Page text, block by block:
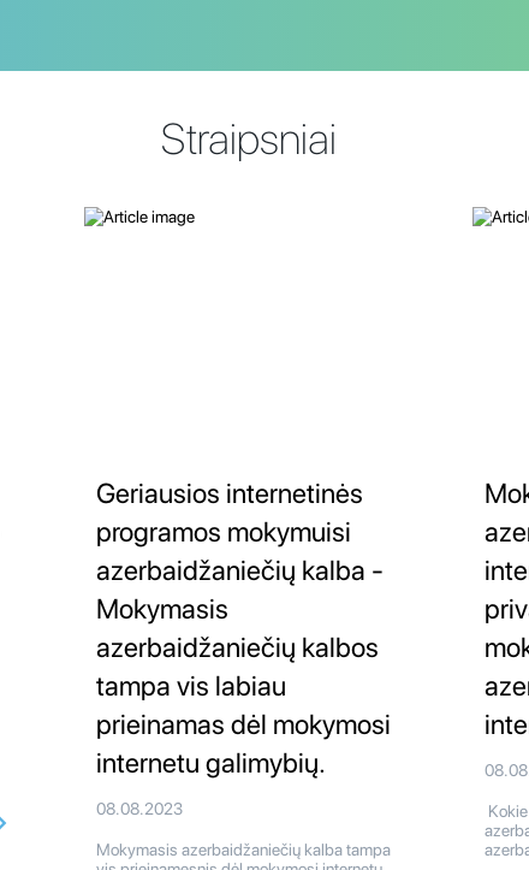
Straipsniai
Geriausios internetinės
programos mokymuisi
azerbaidžaniečių kalba -
Mokymasis
azerbaidžaniečių kalbos
tampa vis labiau
prieinamas dėl mokymosi
internetu galimybių.
08.08.2023
Mokymasis azerbaidžaniečių kalba tampa